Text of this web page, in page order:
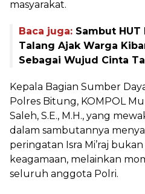
masyarakat.
Baca juga: Sambut HUT
Talang Ajak Warga
Sebagai Wujud Cinta
Kepala Bagian Sumber
Polres Bitung, KOMPOL
Saleh, S.E., M.H., yang
dalam sambutannya
peringatan Isra Mi’raj
keagamaan, melainkan
seluruh anggota Polri.